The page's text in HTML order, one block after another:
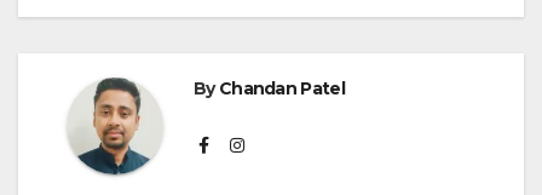
ByChandan Patel